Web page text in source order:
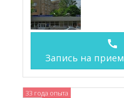
call
Запись на прием
33 года опыта